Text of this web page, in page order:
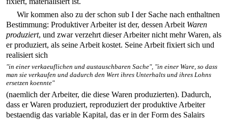
Wir kommen also zu der schon sub I der Sache nach enthaltnen
Bestimmung: Produktiver Arbeiter ist der, dessen Arbeit Waren
produziert, und zwar verzehrt dieser Arbeiter nicht mehr Waren, als
er produziert, als seine Arbeit kostet. Seine Arbeit fixiert sich und
realisiert sich
"in einer verkaeuflichen und austauschbaren Sache", "in einer Ware, so dass
man sie verkaufen und dadurch den Wert ihres Unterhalts und ihres Lohns
ersetzen koennte"
(naemlich der Arbeiter, die diese Waren produzierten). Dadurch,
dass er Waren produziert, reproduziert der produktive Arbeiter
bestaendig das variable Kapital, das er in der Form des Salairs